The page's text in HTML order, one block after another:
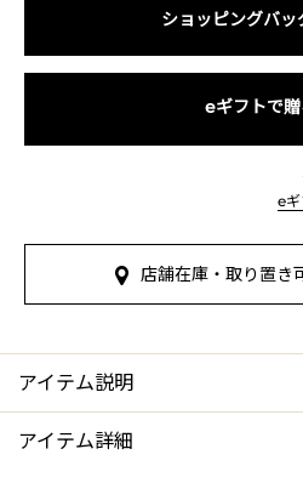
ショッピングバッ
e
店舗在庫・取り置き
アイテム説明
アイテム詳細